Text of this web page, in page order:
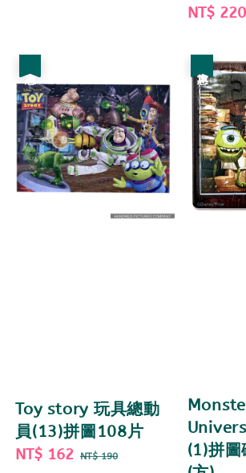
Sale
NT$ 220
Toy story 玩具總動
員(13)拼圖108片
Sale
NT$ 162 Regular
NT$ 190
(1)拼